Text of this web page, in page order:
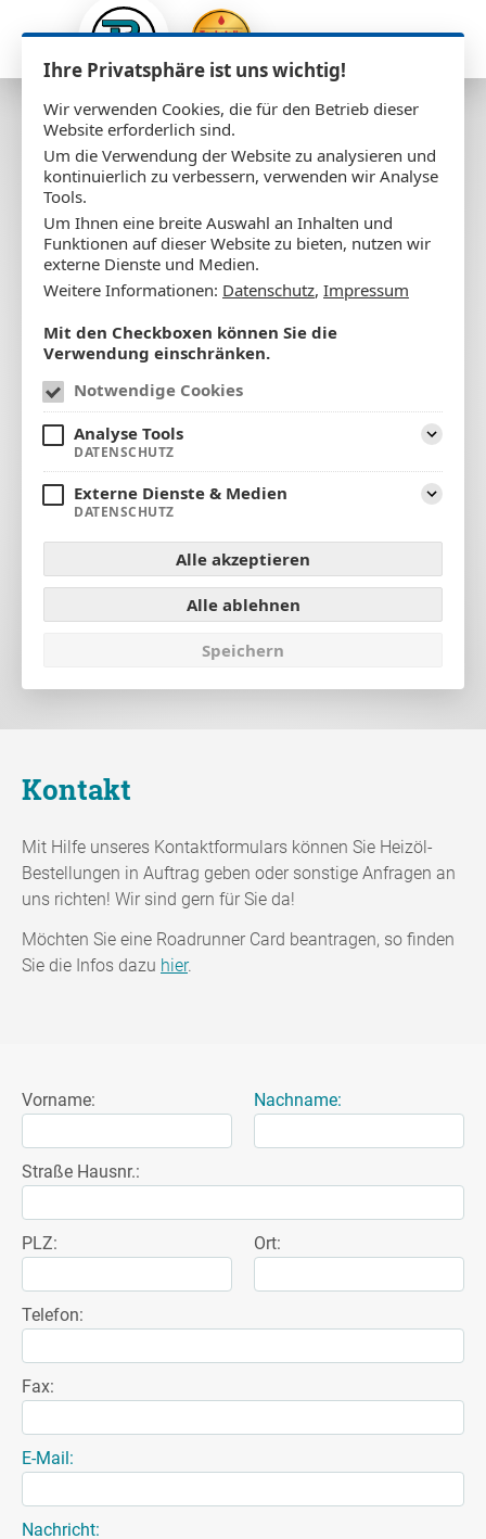
Kontakt
Mit Hilfe unseres Kontaktformulars können Sie Heizöl-
Bestellungen in Auftrag geben oder sonstige Anfragen an
uns richten! Wir sind gern für Sie da!
Möchten Sie eine Roadrunner Card beantragen, so finden
Sie die Infos dazu hier.
Ihre Privatsphäre ist uns wichtig!
Wir verwenden Cookies, die für den Betrieb dieser
Website erforderlich sind.
Um die Verwendung der Website zu analysieren und
kontinuierlich zu verbessern, verwenden wir Analyse
Tools.
Um Ihnen eine breite Auswahl an Inhalten und
Funktionen auf dieser Website zu bieten, nutzen wir
externe Dienste und Medien.
Weitere Informationen: Datenschutz, Impressum
Mit den Checkboxen können Sie die
Verwendung einschränken.
Notwendige Cookies
Analyse Tools
DATENSCHUTZ
Externe Dienste & Medien
DATENSCHUTZ
Alle akzeptieren
Alle ablehnen
Speichern